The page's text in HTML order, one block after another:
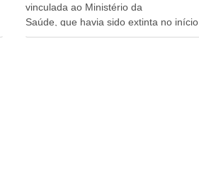
vinculada ao Ministério da
Saúde, que havia sido extinta no início
do terceiro governo do